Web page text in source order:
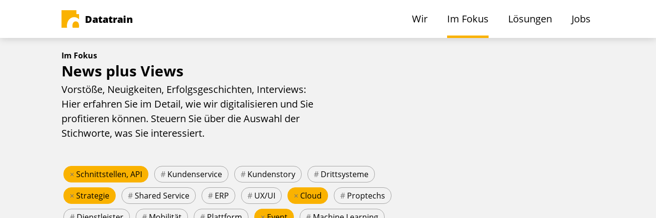
Datatrain Wir Im Fokus Lösungen Jobs
Im Fokus
News plus Views
Vorstöße, Neuigkeiten, Erfolgsgeschichten, Interviews:
Hier erfahren Sie im Detail, wie wir digitalisieren und Sie
profitieren können. Steuern Sie über die Auswahl der
Stichworte, was Sie interessiert.
× Schnittstellen, API # Kundenservice # Kundenstory # Drittsysteme
× Strategie #Shared Service # ERP # UX/UI × Cloud # Proptechs